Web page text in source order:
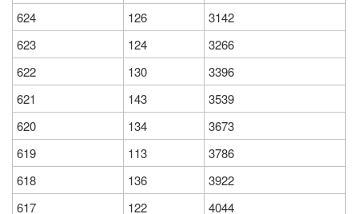
624
126
3142
623
124
3266
622
130
3396
621
143
3539
620
134
3673
619
113
3786
618
136
3922
617
122 4044